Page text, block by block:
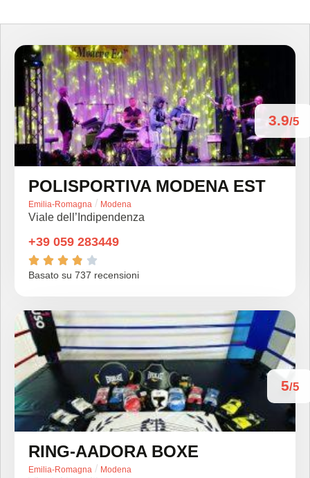
3.9/5
POLISPORTIVA MODENA EST
Emilia-Romagna / Modena
Viale dell’Indipendenza
+39 059 283449
    
Basato su 737 recensioni
5/5
RING-AADORA BOXE
Emilia-Romagna / Modena